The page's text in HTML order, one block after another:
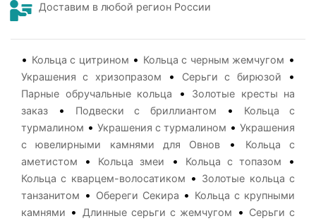
Доставим в любой регион России
• Кольца с цитрином • Кольца с черным жемчугом •
Украшения с хризопразом • Серьги с бирюзой •
Парные обручальные кольца •
Золотые кресты на
заказ • Подвески с бриллиантом •
Кольца с
турмалином • Украшения с турмалином • Украшения
с ювелирными камнями для Овнов •
Кольца с
аметистом
• Кольца змеи • Кольца с топазом •
Кольца с кварцем-волосатиком • Золотые кольца с
танзанитом • Обереги Секира • Кольца с крупными
камнями • Длинные серьги с жемчугом • Серьги с